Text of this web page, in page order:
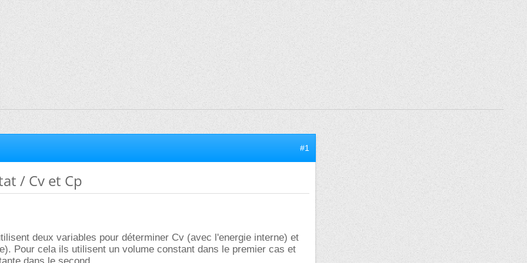
#1
/ Cv et Cp
deux variables pour déterminer Cv (avec l'energie interne) et
Pour cela ils utilisent un volume constant dans le premier cas et